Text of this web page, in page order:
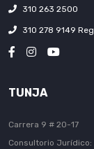
310 263 2500
310 278 9149
TUNJA
Carrera 9 # 20-17
Consultorio Jurídico: